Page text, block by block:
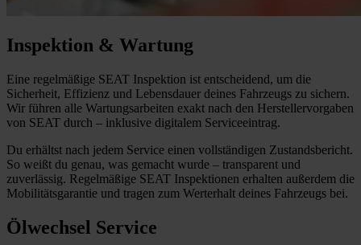
Inspektion & Wartung
Eine regelmäßige SEAT Inspektion ist entscheidend, um die
Sicherheit, Effizienz und Lebensdauer deines Fahrzeugs zu sichern.
Wir führen alle Wartungsarbeiten exakt nach den Herstellervorgaben
von SEAT durch – inklusive digitalem Serviceeintrag.
Du erhältst nach jedem Service einen vollständigen Zustandsbericht.
So weißt du genau, was gemacht wurde – transparent und
zuverlässig. Regelmäßige SEAT Inspektionen erhalten außerdem die
Mobilitätsgarantie und tragen zum Werterhalt deines Fahrzeugs bei.
Ölwechsel Service